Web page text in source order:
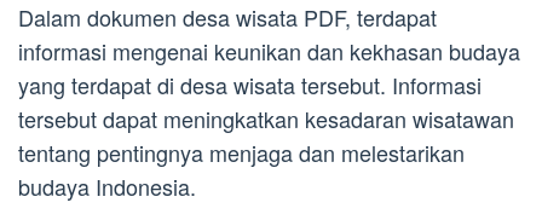
Dalam dokumen desa wisata PDF, terdapat
informasi mengenai keunikan dan kekhasan budaya
yang terdapat di desa wisata tersebut. Informasi
tersebut dapat meningkatkan kesadaran wisatawan
tentang pentingnya menjaga dan melestarikan
budaya Indonesia.